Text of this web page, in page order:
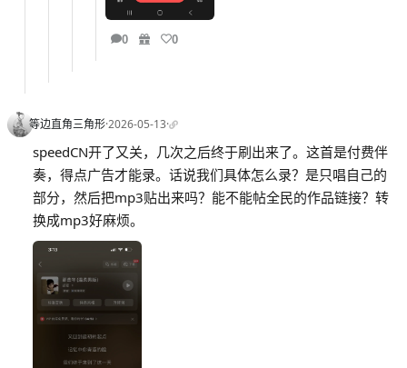
0 0
等边直角三角形·2026-05-13·
speedCN开了又关，几次之后终于刷出来了。这首是付费伴
奏，得点广告才能录。话说我们具体怎么录？是只唱自己的
部分，然后把mp3贴出来吗？能不能帖全民的作品链接？转
换成mp3好麻烦。